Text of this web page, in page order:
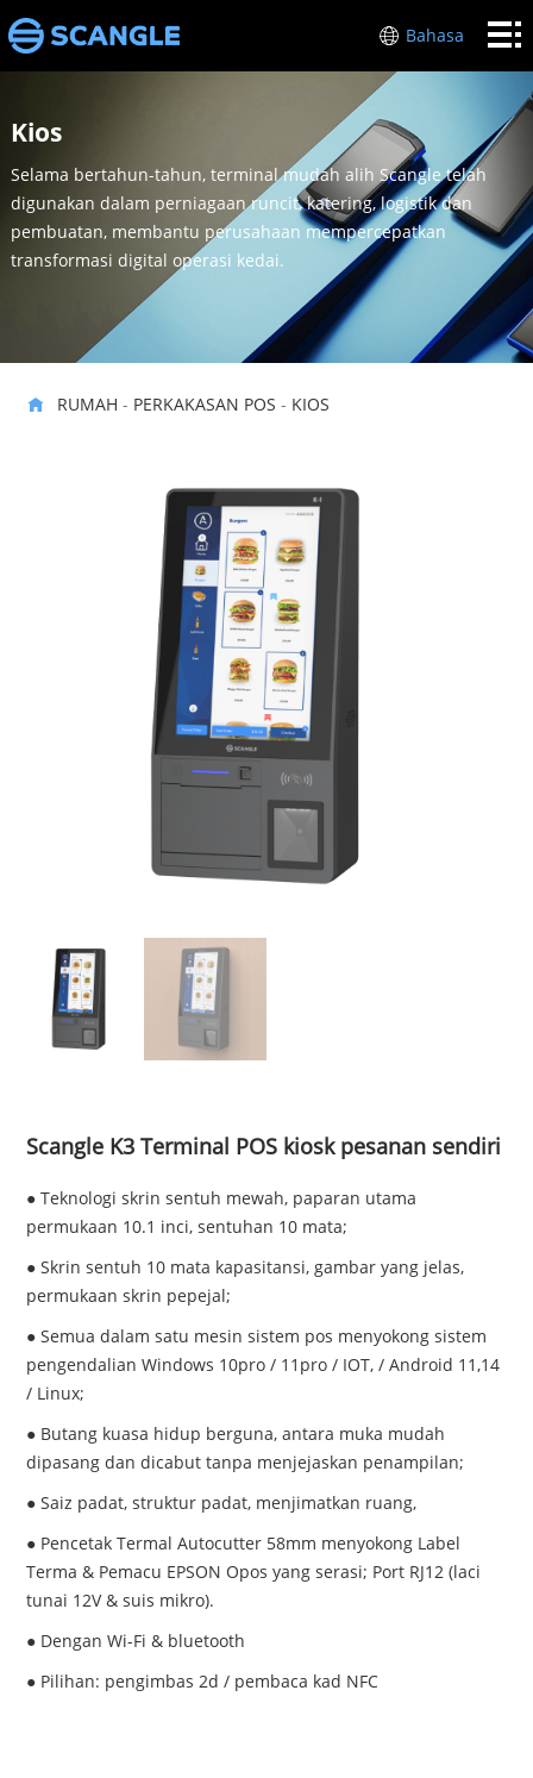
Bahasa
RUMAH
POS
INDUSTRI
MENGENAI
SAYA
SOKONGAN
Kios
Selama bertahun-tahun, terminal mudah alih Scangle telah
digunakan dalam perniagaan runcit, katering, logistik dan
pembuatan, membantu perusahaan mempercepatkan
transformasi digital operasi kedai.
RUMAH - PERKAKASAN POS - KIOS
Scangle K3 Terminal POS kiosk pesanan sendiri
● Teknologi skrin sentuh mewah, paparan utama
permukaan 10.1 inci, sentuhan 10 mata;
● Skrin sentuh 10 mata kapasitansi, gambar yang jelas,
permukaan skrin pepejal;
● Semua dalam satu mesin sistem pos menyokong sistem
pengendalian Windows 10pro / 11pro / IOT, / Android 11,14
/ Linux;
● Butang kuasa hidup berguna, antara muka mudah
dipasang dan dicabut tanpa menjejaskan penampilan;
● Saiz padat, struktur padat, menjimatkan ruang,
● Pencetak Termal Autocutter 58mm menyokong Label
Terma & Pemacu EPSON Opos yang serasi; Port RJ12 (laci
tunai 12V & suis mikro).
● Dengan Wi-Fi & bluetooth
● Pilihan: pengimbas 2d / pembaca kad NFC